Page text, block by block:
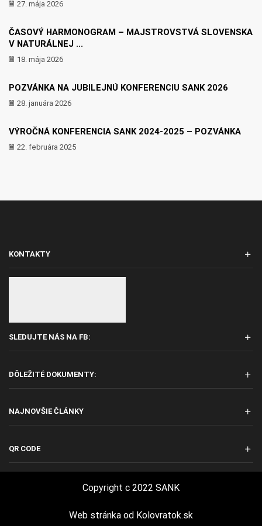
27. mája 2026
ČASOVÝ HARMONOGRAM – MAJSTROVSTVÁ SLOVENSKA
V NATURÁLNEJ ...
18. mája 2026
POZVÁNKA NA JUBILEJNÚ KONFERENCIU SANK 2026
28. januára 2026
VÝROČNÁ KONFERENCIA SANK 2024-2025 – POZVÁNKA
22. februára 2025
KONTAKTY
SLEDUJTE NÁS NA FB:
DÔLEŽITÉ DOKUMENTY:
NAJNOVŠIE ČLÁNKY
QR CODE
Copyright c 2022 SANK
Web stránka od Kolovratok.sk